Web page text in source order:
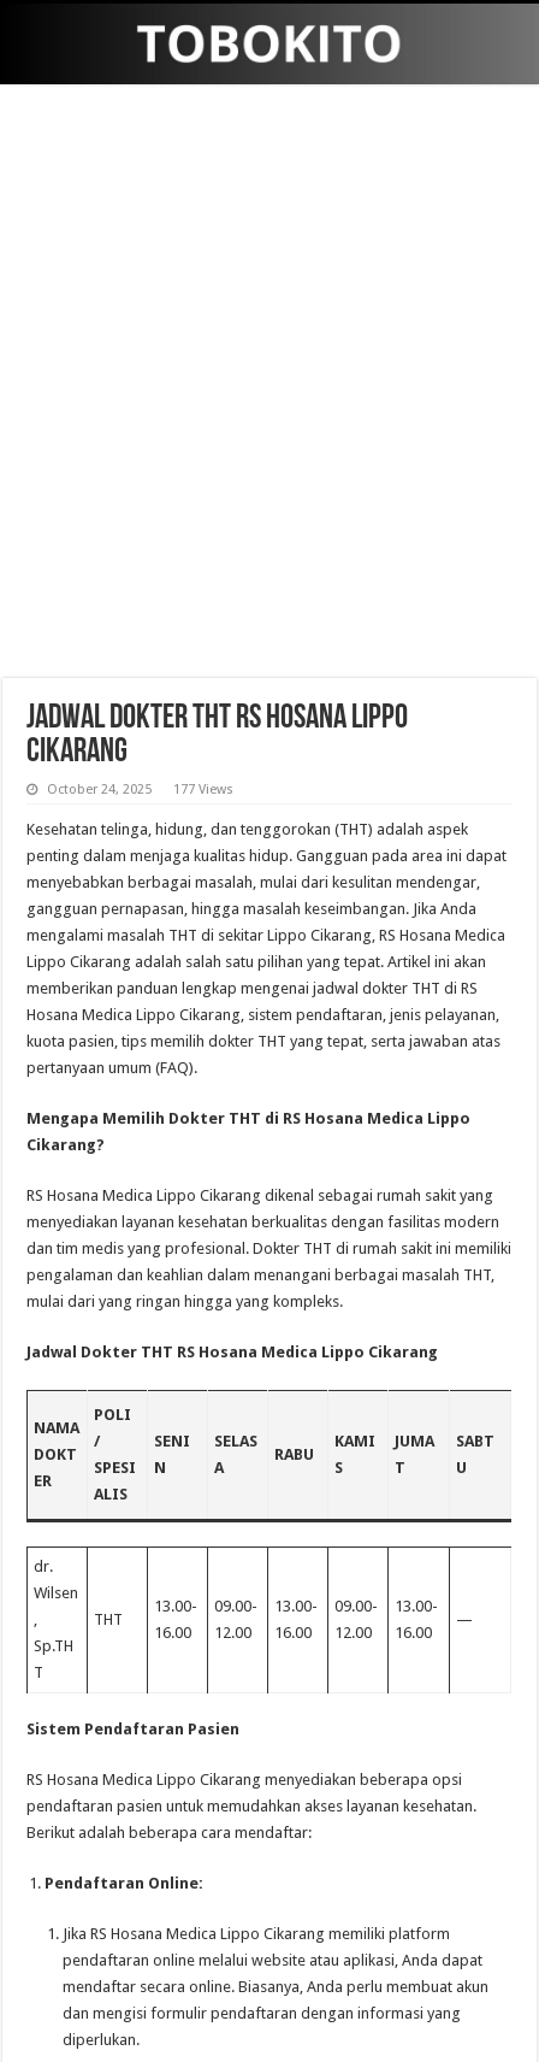
Jadwal Dokter THT RS Hosana Lippo
Cikarang
October 24, 2025 177 Views
Kesehatan telinga, hidung, dan tenggorokan (THT) adalah aspek
penting dalam menjaga kualitas hidup. Gangguan pada area ini dapat
menyebabkan berbagai masalah, mulai dari kesulitan mendengar,
gangguan pernapasan, hingga masalah keseimbangan. Jika Anda
mengalami masalah THT di sekitar Lippo Cikarang, RS Hosana Medica
Lippo Cikarang adalah salah satu pilihan yang tepat. Artikel ini akan
memberikan panduan lengkap mengenai jadwal dokter THT di RS
Hosana Medica Lippo Cikarang, sistem pendaftaran, jenis pelayanan,
kuota pasien, tips memilih dokter THT yang tepat, serta jawaban atas
pertanyaan umum (FAQ).
Mengapa Memilih Dokter THT di RS Hosana Medica Lippo
Cikarang?
RS Hosana Medica Lippo Cikarang dikenal sebagai rumah sakit yang
menyediakan layanan kesehatan berkualitas dengan fasilitas modern
dan tim medis yang profesional. Dokter THT di rumah sakit ini memiliki
pengalaman dan keahlian dalam menangani berbagai masalah THT,
mulai dari yang ringan hingga yang kompleks.
Jadwal Dokter THT RS Hosana Medica Lippo Cikarang
NAMA
DOKT
ER
POLI
/
SPESI
ALIS
SENI
N
SELAS
A
RABU
KAMI
S
JUMA
T
SABT
U
dr.
Wilsen
Sp.TH
T
THT
13.00-
16.00
09.00-
12.00
13.00-
16.00
09.00-
12.00
13.00-
16.00
—
Sistem Pendaftaran Pasien
RS Hosana Medica Lippo Cikarang menyediakan beberapa opsi
pendaftaran pasien untuk memudahkan akses layanan kesehatan.
Berikut adalah beberapa cara mendaftar:
Pendaftaran Online:
Jika RS Hosana Medica Lippo Cikarang memiliki platform
pendaftaran online melalui website atau aplikasi, Anda dapat
mendaftar secara online. Biasanya, Anda perlu membuat akun
dan mengisi formulir pendaftaran dengan informasi yang
diperlukan.